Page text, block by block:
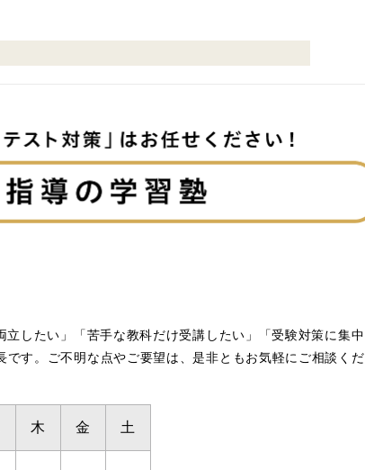
したい」「苦手な教科だけ受講したい」「受験対策に集中
す。ご不明な点やご要望は、是非ともお気軽にご相談くだ
木 金 土